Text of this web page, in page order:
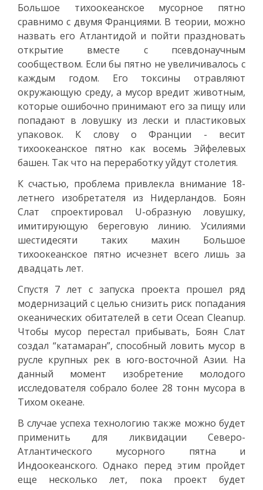
Большое тихоокеанское мусорное пятно
сравнимо с двумя Франциями. В теории, можно
назвать его Атлантидой и пойти праздновать
открытие вместе с псевдонаучным
сообществом. Если бы пятно не увеличивалось с
каждым годом. Его токсины отравляют
окружающую среду, а мусор вредит животным,
которые ошибочно принимают его за пищу или
попадают в ловушку из лески и пластиковых
упаковок. К слову о Франции - весит
тихоокеанское пятно как восемь Эйфелевых
башен. Так что на переработку уйдут столетия.
К счастью, проблема привлекла внимание 18-
летнего изобретателя из Нидерландов. Боян
Слат спроектировал U-образную ловушку,
имитирующую береговую линию. Усилиями
шестидесяти таких махин Большое
тихоокеанское пятно исчезнет всего лишь за
двадцать лет.
Спустя 7 лет с запуска проекта прошел ряд
модернизаций с целью снизить риск попадания
океанических обитателей в сети Ocean Cleanup.
Чтобы мусор перестал прибывать, Боян Слат
создал “катамаран”, способный ловить мусор в
русле крупных рек в юго-восточной Азии. На
данный момент изобретение молодого
исследователя собрало более 28 тонн мусора в
Тихом океане.
В случае успеха технологию также можно будет
применить для ликвидации Северо-
Атлантического мусорного пятна и
Индоокеанского. Однако перед этим пройдет
еще несколько лет, пока проект будет